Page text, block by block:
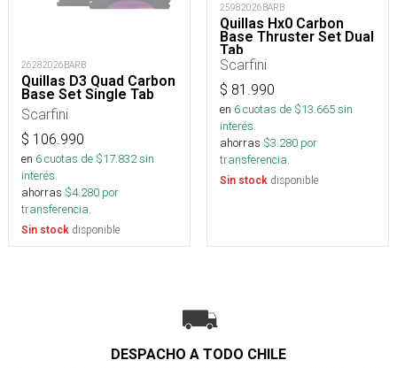
26282026BARB
Quillas D3 Quad Carbon
Base Set Single Tab
Scarfini
$ 106.990
en 6cuotas de $17.832sin
interés
ahorras $4.280 por
transferencia.
Sin stock disponible
25982026BARB
Quillas Hx0 Carbon
Base Thruster Set Dual
Tab
Scarfini
$ 81.990
en 6cuotas de $13.665sin
interés
ahorras $3.280 por
transferencia.
Sin stock disponible
DESPACHO A TODO CHILE